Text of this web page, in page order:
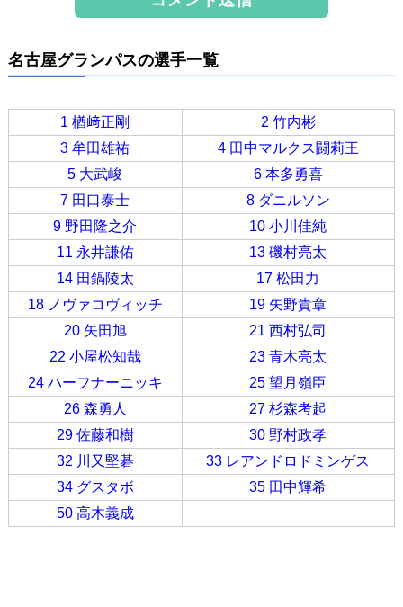
名古屋グランパスの選手一覧
1 楢﨑正剛
2 竹内彬
3 牟田雄祐
4 田中マルクス闘莉王
5 大武峻
6 本多勇喜
7 田口泰士
8 ダニルソン
9 野田隆之介
10 小川佳純
11 永井謙佑
13 磯村亮太
14 田鍋陵太
17 松田力
18 ノヴァコヴィッチ
19 矢野貴章
20 矢田旭
21 西村弘司
22 小屋松知哉
23 青木亮太
24 ハーフナーニッキ
25 望月嶺臣
26 森勇人
27 杉森考起
29 佐藤和樹
30 野村政孝
32 川又堅碁
33 レアンドロドミンゲス
34 グスタボ
35 田中輝希
50 高木義成